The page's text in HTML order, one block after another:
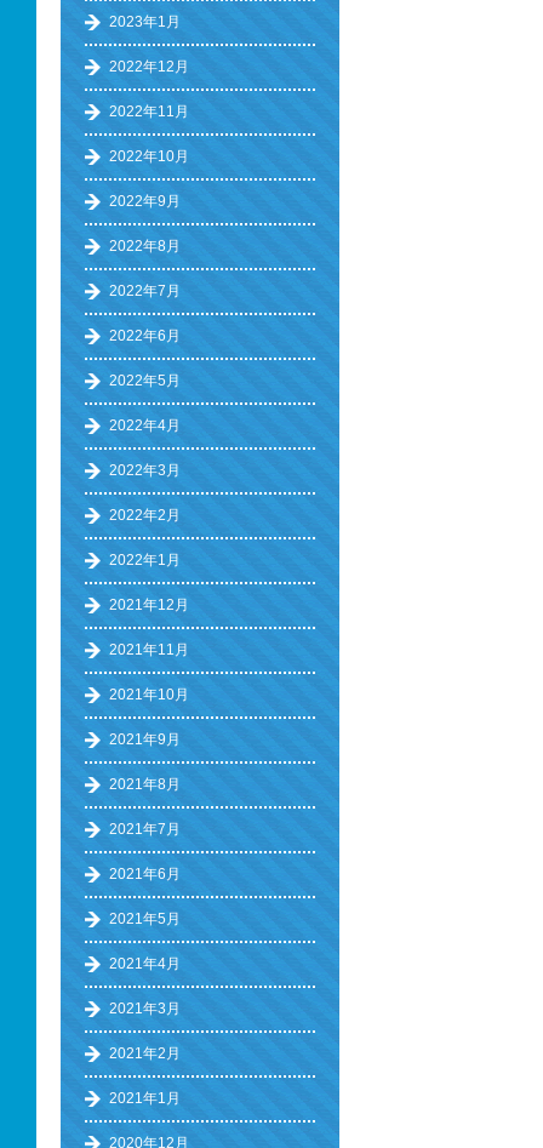
2023年1月
2022年12月
2022年11月
2022年10月
2022年9月
2022年8月
2022年7月
2022年6月
2022年5月
2022年4月
2022年3月
2022年2月
2022年1月
2021年12月
2021年11月
2021年10月
2021年9月
2021年8月
2021年7月
2021年6月
2021年5月
2021年4月
2021年3月
2021年2月
2021年1月
2020年12月